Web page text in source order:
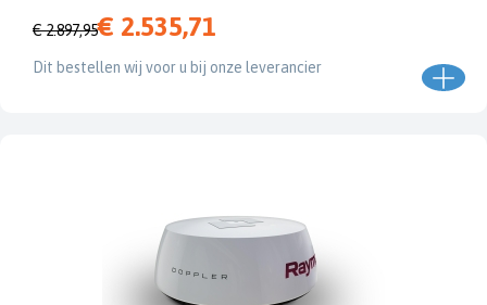
€ 2.897,95€ 2.535,71
Dit bestellen wij voor u bij onze leverancier